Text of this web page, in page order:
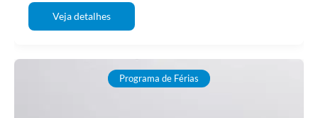
Veja detalhes
Programa de Férias